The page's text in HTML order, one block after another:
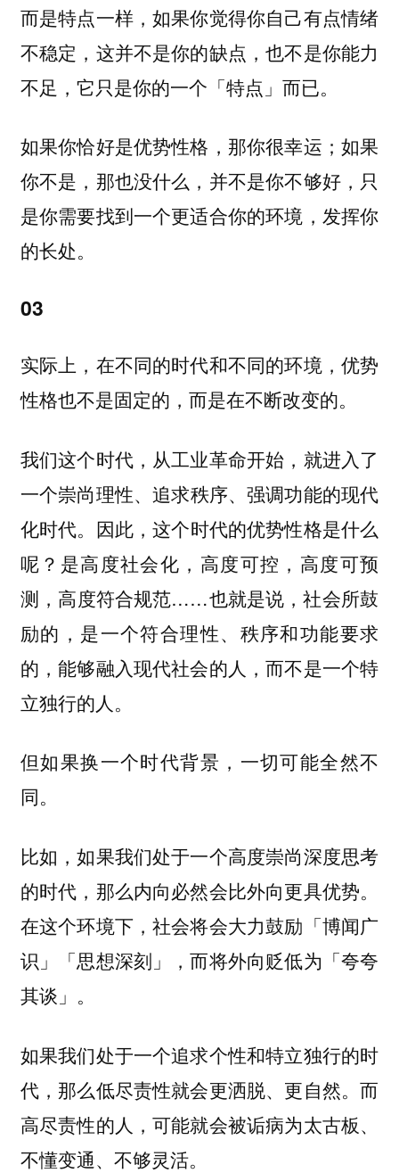
而是特点一样，如果你觉得你自己有点情绪
不稳定，这并不是你的缺点，也不是你能力
不足， 它只是你的一个「特点」而已。
如果你恰好是优势性格，那你很幸运；如果
你不是，那也没什么，并不是你不够好，只
是你需要找到一个更适合你的环境，发挥你
的长处。
03
实际上，在不同的时代和不同的环境，优势
性格也不是固定的，而是在不断改变的。
我们这个时代，从工业革命开始，就进入了
一个崇尚理性、追求秩序、强调功能的现代
化时代。 因此，这个时代的优势性格是什么
呢？是高度社会化，高度可控，高度可预
测，高度符合规范……也就是说，社会所鼓
励的，是一个符合理性、秩序和功能要求
的，能够融入现代社会的人，而不是一个特
立独行的人。
但如果换一个时代背景，一切可能全然不
同。
比如，如果我们处于一个高度崇尚深度思考
的时代，那么内向必然会比外向更具优势。
在这个环境下，社会将会大力鼓励「博闻广
识」「思想深刻」，而将外向贬低为「夸夸
其谈」。
如果我们处于一个追求个性和特立独行的时
代，那么低尽责性就会更洒脱、更自然。而
高尽责性的人，可能就会被诟病为太古板、
不懂变通、不够灵活。